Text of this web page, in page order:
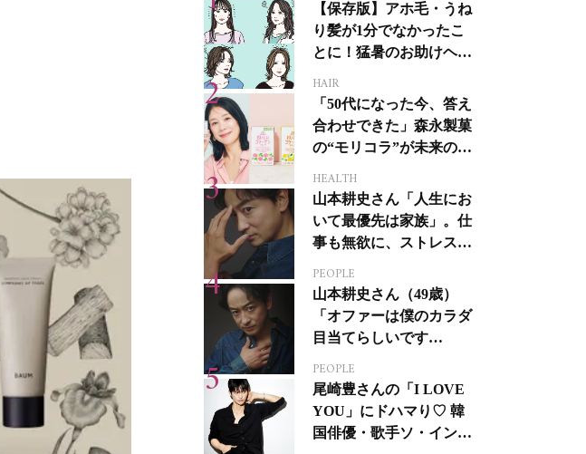
【保存版】アホ毛・うね
り髪が1分でなかったこ
とに！猛暑のお助けヘア
HAIR
「50代になった今、答え
合わせできた」森永製菓
の“モリコラ”が未来のキ
HEALTH
山本耕史さん「人生にお
いて最優先は家族」。仕
事も無欲に、ストレスを
PEOPLE
山本耕史さん（49歳）
「オファーは僕のカラダ
目当てらしいです
ジカルへの挑戦
PEOPLE
尾崎豊さんの「I LOVE
YOU」にドハマり♡ 韓
国俳優・歌手ソ・イング